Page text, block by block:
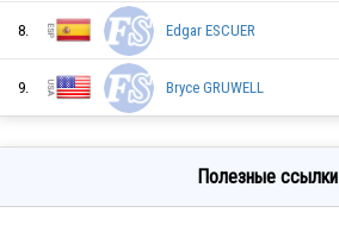
USA
8. Edgar ESCUER
9. Bryce GRUWELL
Полезные ссылки